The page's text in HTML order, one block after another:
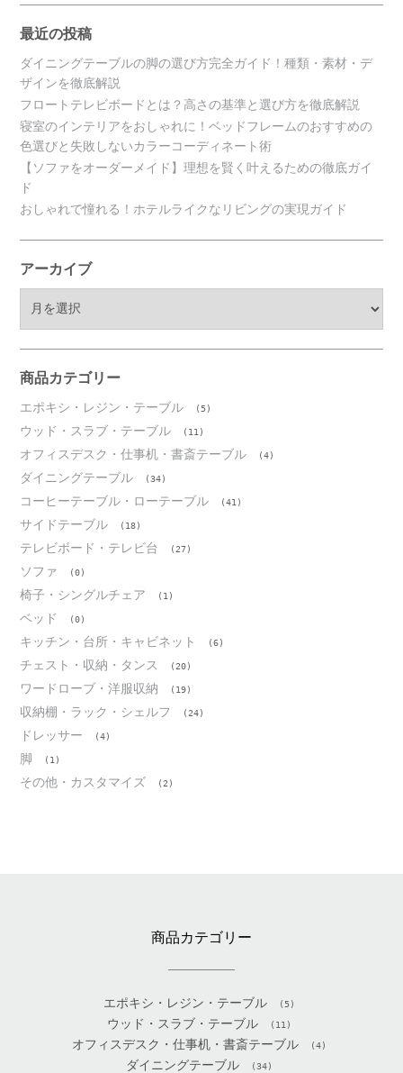
最近の投稿
ダイニングテーブルの脚の選び方完全ガイド！種類・素材・デ
ザインを徹底解説
フロートテレビボードとは？高さの基準と選び方を徹底解説
寝室のインテリアをおしゃれに！ベッドフレームのおすすめの
色選びと失敗しないカラーコーディネート術
【ソファをオーダーメイド】理想を賢く叶えるための徹底ガイ
ド
おしゃれで憧れる！ホテルライクなリビングの実現ガイド
アーカイブ
ブ
商品カテゴリー
エポキシ・レジン・テーブル (5)
ウッド・スラブ・テーブル (11)
オフィスデスク・仕事机・書斎テーブル (4)
ダイニングテーブル (34)
コーヒーテーブル・ローテーブル (41)
サイドテーブル (18)
テレビボード・テレビ台 (27)
ソファ (0)
椅子・シングルチェア (1)
ベッド (0)
キッチン・台所・キャビネット (6)
チェスト・収納・タンス (20)
ワードローブ・洋服収納 (19)
収納棚・ラック・シェルフ (24)
ドレッサー (4)
脚 (1)
その他・カスタマイズ (2)
商品カテゴリー
エポキシ・レジン・テーブル (5)
ウッド・スラブ・テーブル (11)
オフィスデスク・仕事机・書斎テーブル (4)
ダイニングテーブル (34)